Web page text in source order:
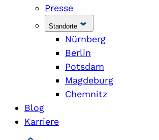
Presse
Standorte
Nürnberg
Berlin
Potsdam
Magdeburg
Chemnitz
Blog
Karriere